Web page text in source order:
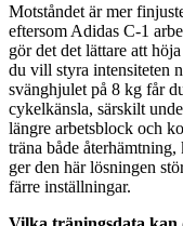
Motståndet är mer
eftersom Adidas C-1
gör det det lättare att
du vill styra intensiteten
svänghjulet på 8 kg får
cykelkänsla, särskilt
längre arbetsblock och
träna både
ger den här lösningen
färre inställningar.